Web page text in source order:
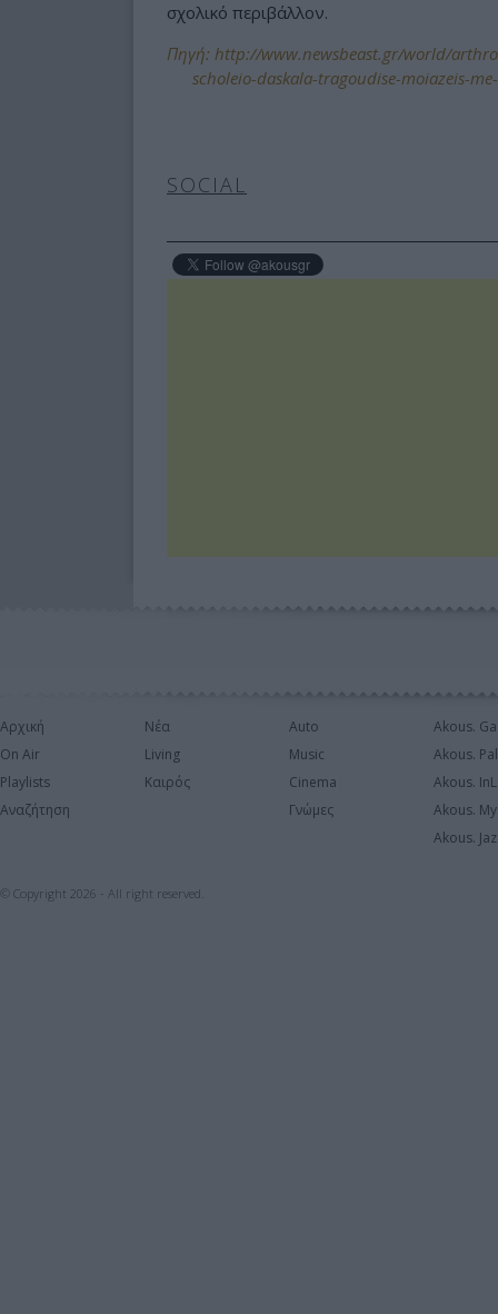
σχολικό περιβάλλον.
Πηγή: http://www.newsbeast.gr/world/
scholeio-daskala-tragoudise-moiazeis-
SOCIAL
Αρχική
On Air
Playlists
Αναζήτηση
Νέα
Living
Καιρός
Auto
Music
Cinema
Γνώμες
Akous.
Akous.
Akous.
Akous.
Akous.
© Copyright 2026 - All right reserved.